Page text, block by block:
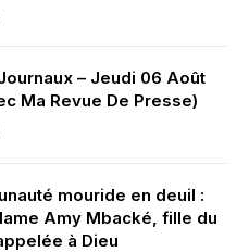
– Jeudi 06 Août
Ma Revue De Presse)
mouride en deuil :
Amy Mbacké, fille du
à Dieu